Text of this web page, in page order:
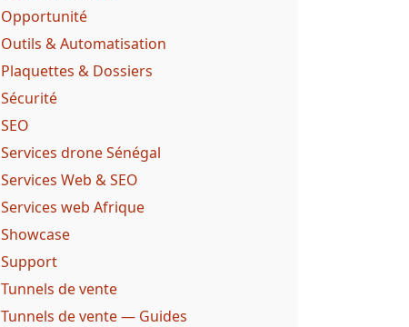
Opportunité
Outils & Automatisation
Plaquettes & Dossiers
Sécurité
SEO
Services drone Sénégal
Services Web & SEO
Services web Afrique
Showcase
Support
Tunnels de vente
Tunnels de vente — Guides